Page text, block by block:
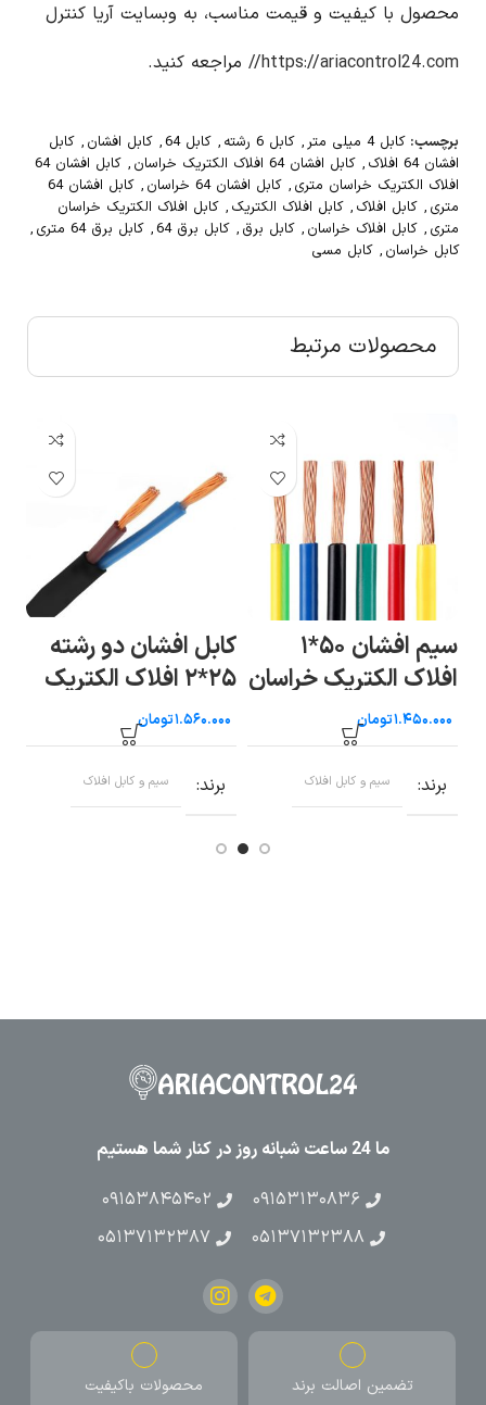
محصول با کیفیت و قیمت مناسب، به وبسایت آریا کنترل
https://ariacontrol24.com//
مراجعه کنید.
برچسب: کابل 4 میلی متر , کابل 6 رشته , کابل 64 , کابل افشان , کابل
افشان 64 افلاک
, کابل افشان 64 افلاک الکتریک خراسان ,
کابل افشان 64
افلاک الکتریک خراسان متری , کابل افشان 64 خراسان ,
کابل افشان 64
متری , کابل افلاک , کابل افلاک الکتریک , کابل افلاک الکتریک خراسان
متری , کابل افلاک خراسان , کابل برق , کابل برق 64 , کابل برق 64 متری
,
کابل خراسان , کابل مسی
محصولات مرتبط
سیم افشان ۵۰*۱
افلاک الکتریک خراسان
تومان
برند سیم و کابل افلاک
کابل افشان دو رشته
۲۵*۲ افلاک الکتریک
خراسانتومان
برند سیم و کابل افلاک
ما 24 ساعت شبانه روز در کنار شما هستیم
۰۹۱۵۳۱۳۰۸۳۶
۰۹۱۵۳۸۴۵۴۰۲
۰۵۱۳۷۱۳۲۳۸۸
۰۵۱۳۷۱۳۲۳۸۷
تضمین اصالت برند محصولات باکیفیت